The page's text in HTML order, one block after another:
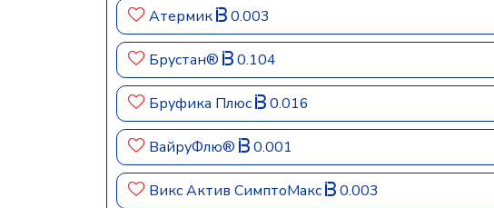
Атермик 0.003
Брустан® 0.104
Бруфика Плюс 0.016
ВайруФлю® 0.001
Викс Актив СимптоМакс 0.003